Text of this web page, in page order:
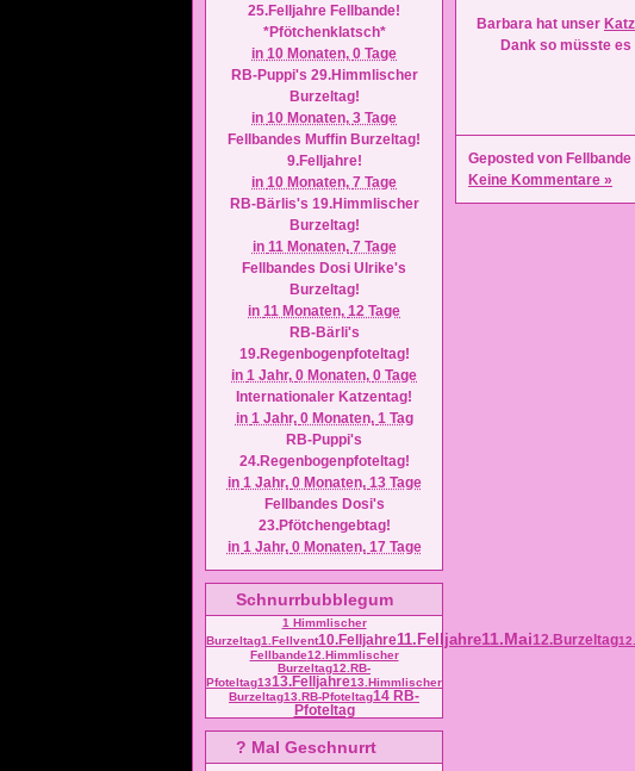
25.Felljahre Fellbande!
*Pfötchenklatsch*
in 10 Monaten, 0 Tage
RB-Puppi's 29.Himmlischer
Burzeltag!
in 10 Monaten, 3 Tage
Fellbandes Muffin Burzeltag!
9.Felljahre!
in 10 Monaten, 7 Tage
RB-Bärlis's 19.Himmlischer
Burzeltag!
in 11 Monaten, 7 Tage
Fellbandes Dosi Ulrike's
Burzeltag!
in 11 Monaten, 12 Tage
RB-Bärli's
19.Regenbogenpfoteltag!
in 1 Jahr, 0 Monaten, 0 Tage
Internationaler Katzentag!
in 1 Jahr, 0 Monaten, 1 Tag
RB-Puppi's
24.Regenbogenpfoteltag!
in 1 Jahr, 0 Monaten, 13 Tage
Fellbandes Dosi's
23.Pfötchengebtag!
in 1 Jahr, 0 Monaten, 17 Tage
Schnurrbubblegum
1 Himmlischer
Burzeltag1.Fellvent10.Felljahre11.Felljahre11.Mai12.Burzeltag
Fellbande12.Himmlischer
Burzeltag12.RB-
Pfoteltag1313.Felljahre13.Himmlischer
Burzeltag13.RB-Pfoteltag14 RB-
Pfoteltag
? Mal Geschnurrt
Barbara hat unser
Dank so müsste
Geposted von Fellbande
Keine Kommentare »